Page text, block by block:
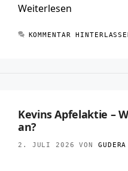
Weiterlesen
KOMMENTAR
Kevins Apfelaktie –
an?
2. JULI 2026 VON GUDERA